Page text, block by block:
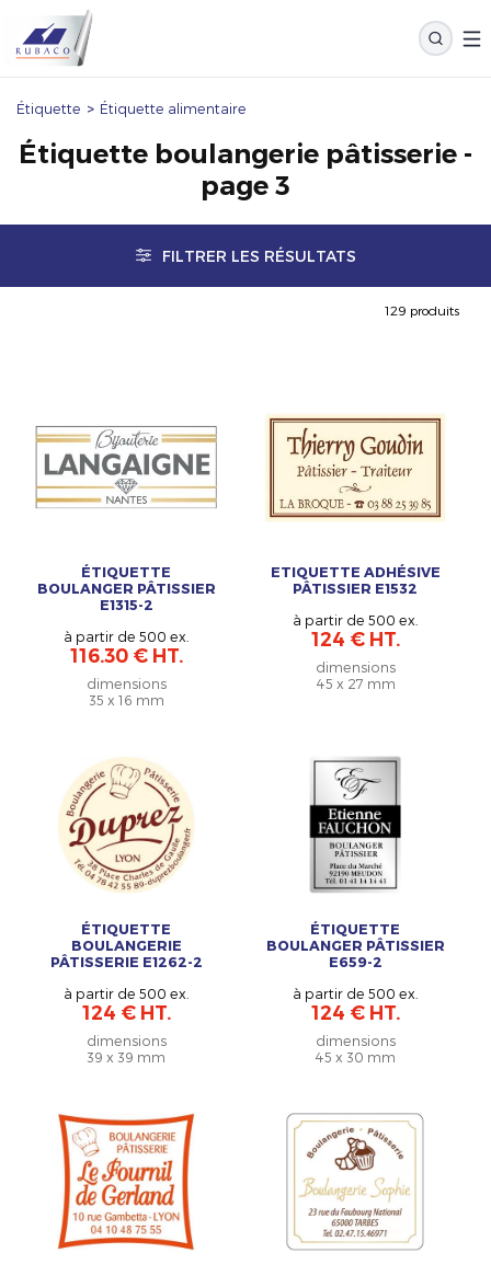
Étiquette > Étiquette alimentaire
Étiquette boulangerie pâtisserie -
page 3
FILTRER LES RÉSULTATS
129 produits
ÉTIQUETTE
BOULANGER PÂTISSIER
E1315-2
à partir de 500 ex.
116.30 € HT.
dimensions
35 x 16 mm
ETIQUETTE ADHÉSIVE
PÂTISSIER E1532
à partir de 500 ex.
124 € HT.
dimensions
45 x 27 mm
ÉTIQUETTE
BOULANGERIE
PÂTISSERIE E1262-2
à partir de 500 ex.
124 € HT.
dimensions
39 x 39 mm
ÉTIQUETTE
BOULANGER PÂTISSIER
E659-2
à partir de 500 ex.
124 € HT.
dimensions
45 x 30 mm